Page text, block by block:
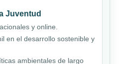
Juventud
y online.
en el desarrollo sostenible y
ambientales de largo